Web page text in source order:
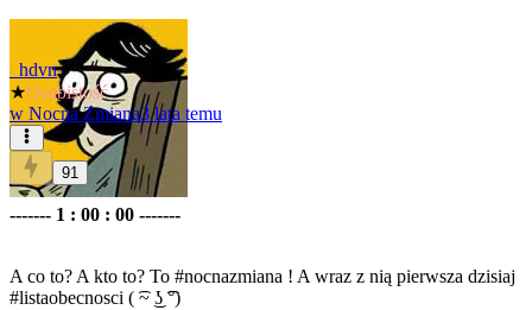
_hdvn
★Osobistość
w Nocna Zmiana3 lata temu
91
------- 1 : 00 : 00 -------
A co to? A kto to? To #nocnazmiana ! A wraz z nią pierwsza dzisiaj
#listaobecnosci ( ͡~ ͜ʖ ͡°)